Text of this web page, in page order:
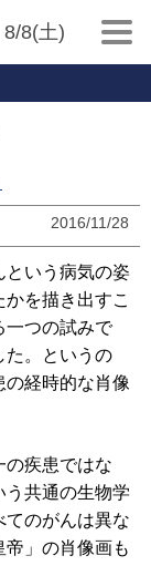
8/8(土)
2016/11/28
いう病気の姿
を描き出すこ
一つの試みで
た。というの
の経時的な肖像
疾患ではな
う共通の生物学
てのがんは異な
」の肖像画も